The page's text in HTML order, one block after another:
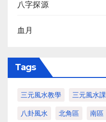
八字探源
血月
Tags
三元風水教學 三元風水
八卦風水 北角區 南區